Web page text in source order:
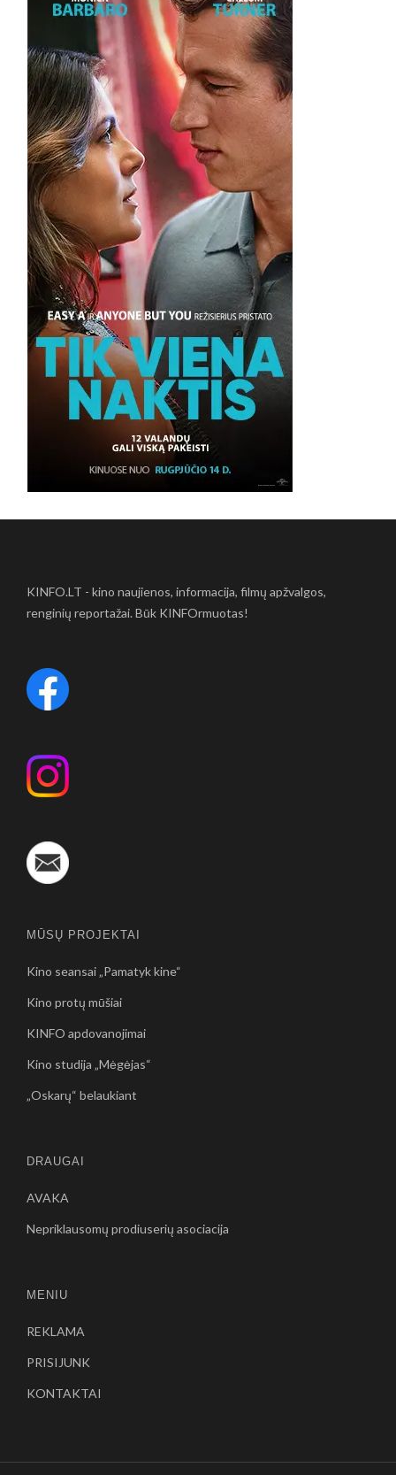
KINFO.LT - kino naujienos, informacija, filmų apžvalgos,
renginių reportažai. Būk KINFOrmuotas!
MŪSŲ PROJEKTAI
Kino seansai „Pamatyk kine“
Kino protų mūšiai
KINFO apdovanojimai
Kino studija „Mėgėjas“
„Oskarų“ belaukiant
DRAUGAI
AVAKA
Nepriklausomų prodiuserių asociacija
MENIU
REKLAMA
PRISIJUNK
KONTAKTAI